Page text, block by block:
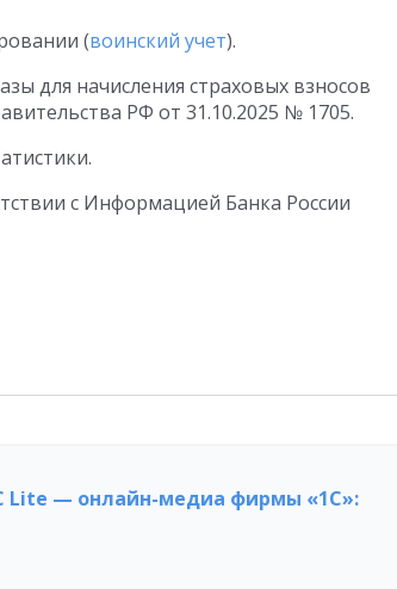
(воинский учет).
для начисления страховых взносов
РФ от 31.10.2025 № 1705.
с Информацией Банка России
Lite — онлайн-медиа фирмы «1С»: